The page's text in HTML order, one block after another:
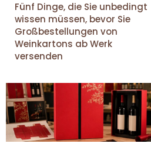
Fünf Dinge, die Sie unbedingt
wissen müssen, bevor Sie
Großbestellungen von
Weinkartons ab Werk
versenden